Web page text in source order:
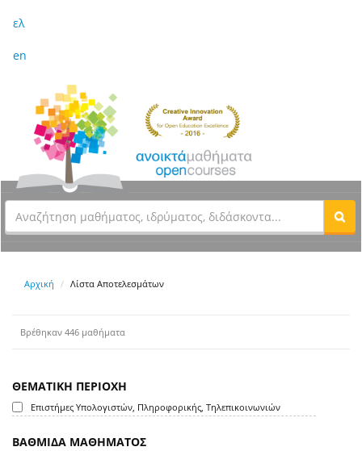
ελ
en
Αρχική Λίστα Αποτελεσμάτων
Βρέθηκαν 446 μαθήματα
ΘΕΜΑΤΙΚΗ ΠΕΡΙΟΧΗ
Επιστήμες Υπολογιστών, Πληροφορικής, Τηλεπικοινωνιών
ΒΑΘΜΙΔΑ ΜΑΘΗΜΑΤΟΣ